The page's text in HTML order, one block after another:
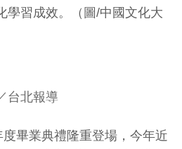
學習成效。（圖/中國文化大
台北報導
畢業典禮隆重登場，今年近